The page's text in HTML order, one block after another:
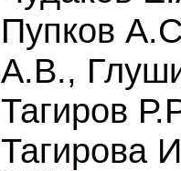
Пупков
А.В.,
Тагиров
Тагирова